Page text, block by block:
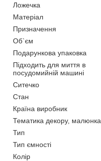
Ложечка
Матеріал
Призначення
Об`єм
Подарункова упаковка
Підходить для миття в
посудомийній машині
Ситечко
Стан
Країна виробник
Тематика декору, малюнка
Тип
Тип ємності
Колір